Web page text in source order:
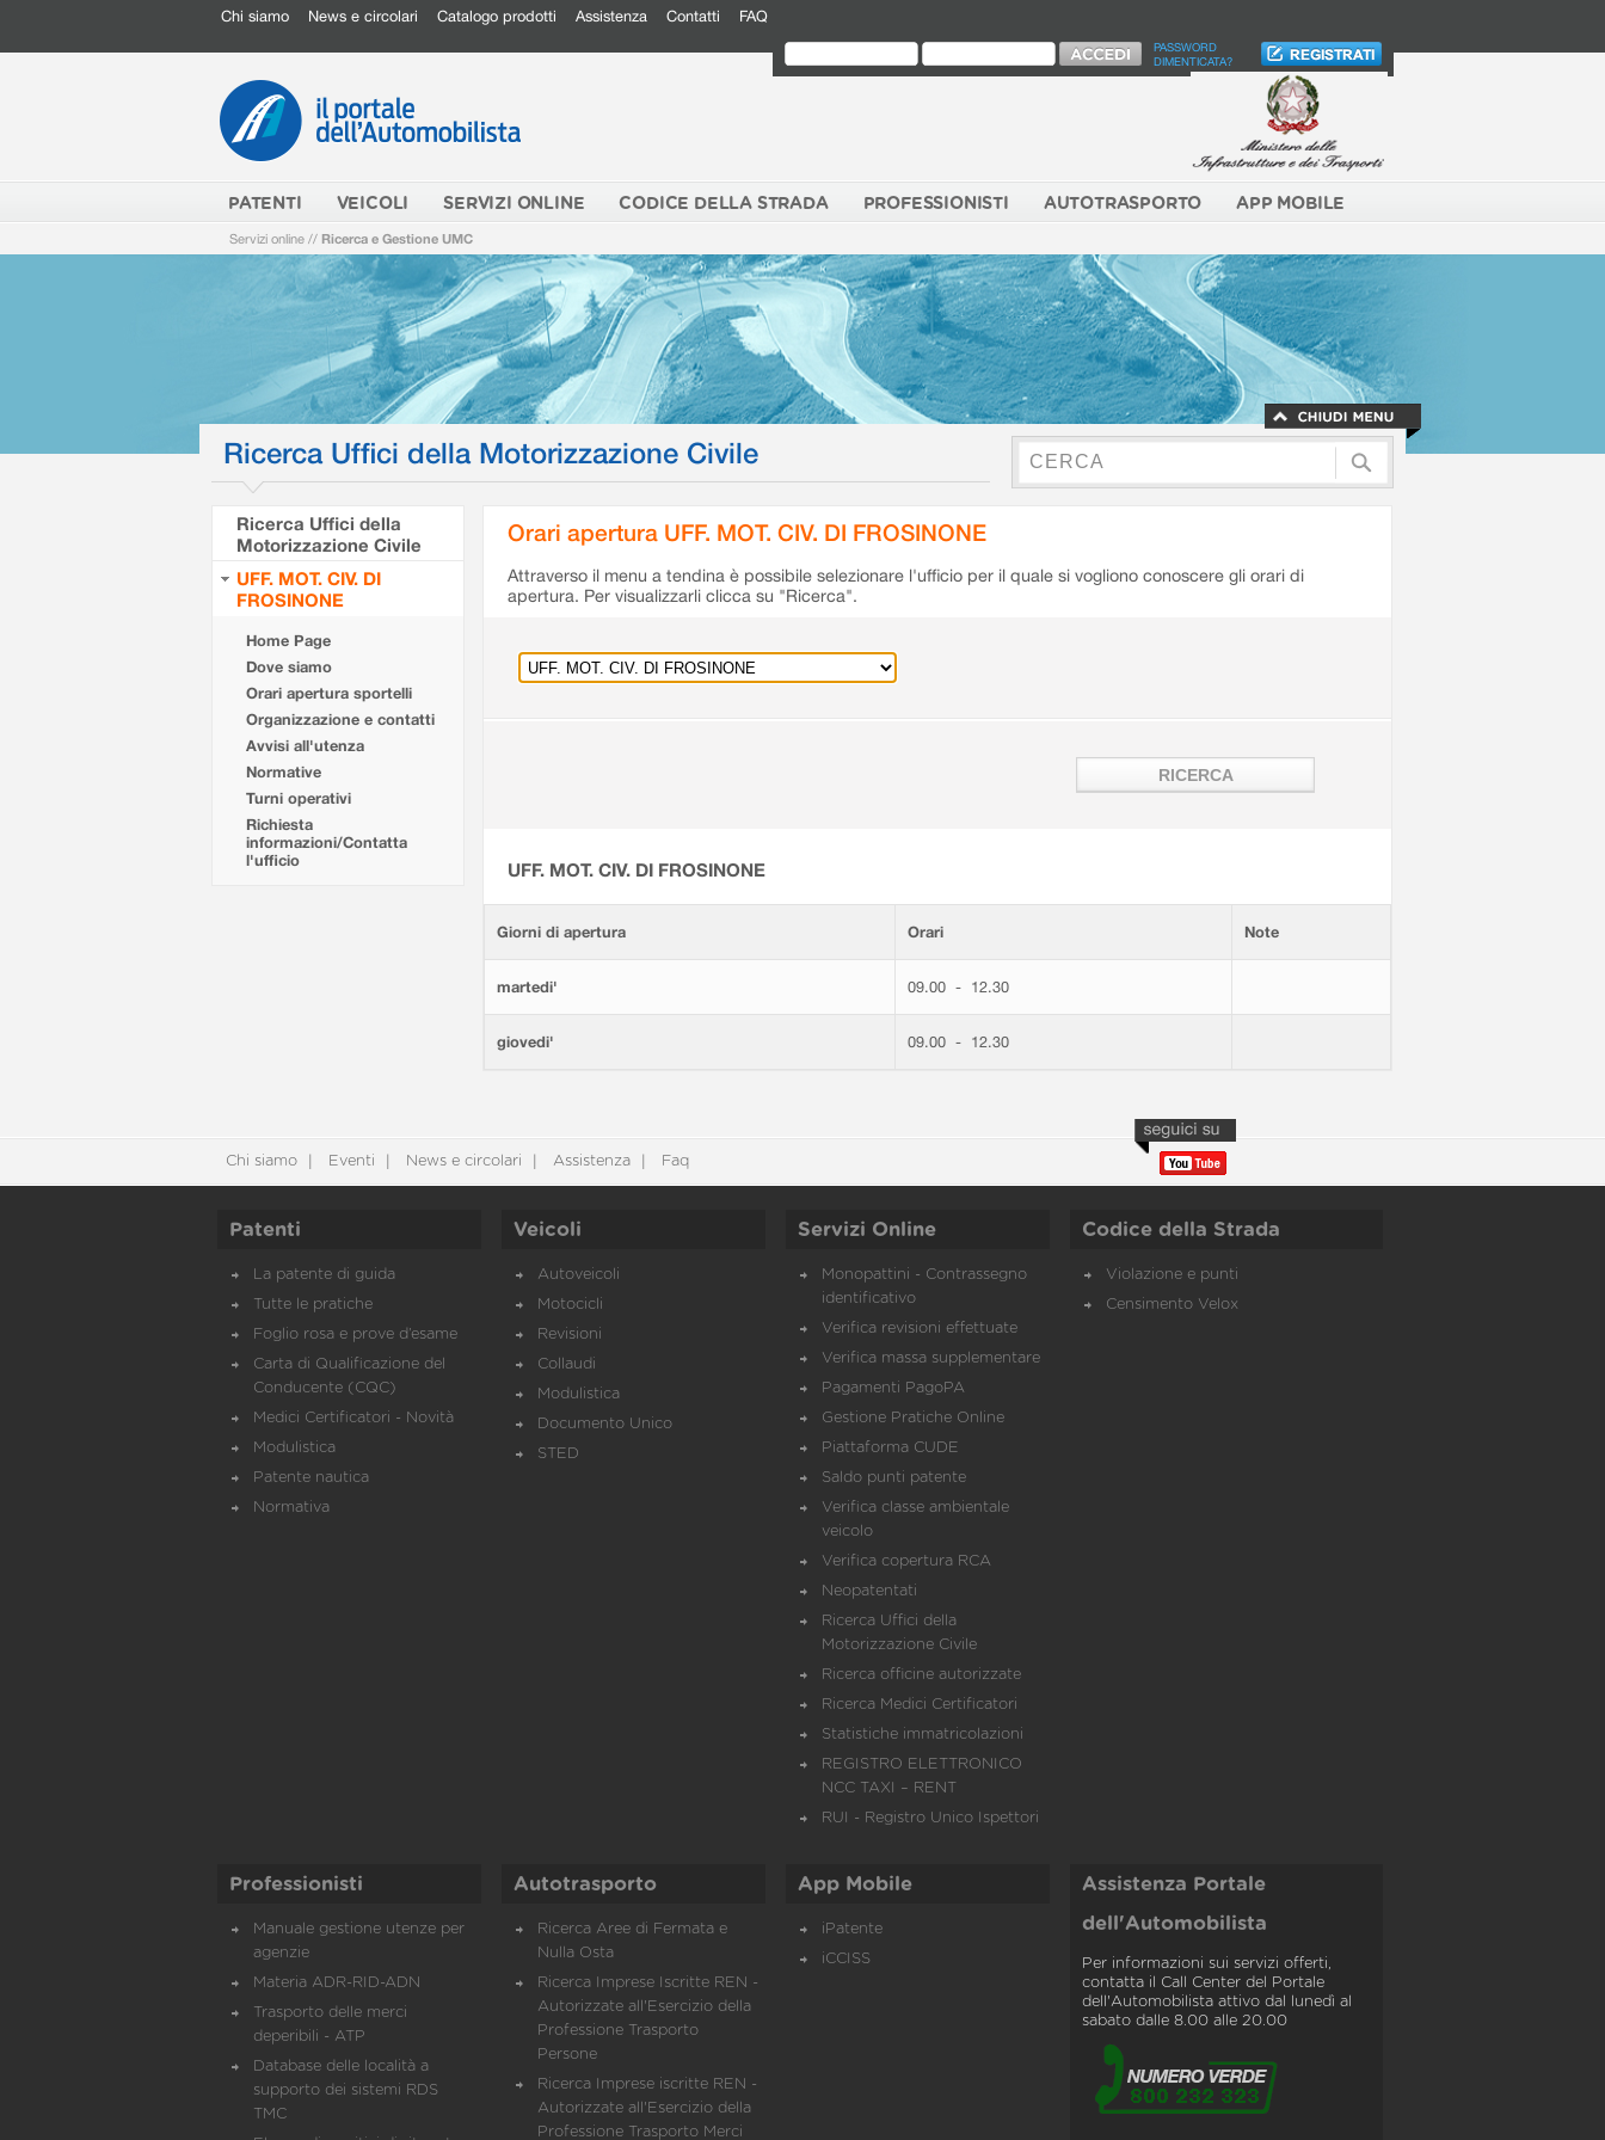
Chi siamo News e circolari Catalogo prodotti Assistenza Contatti FAQ
PASSWORD
DIMENTICATA?
PATENTI VEICOLI SERVIZI ONLINE CODICE DELLA STRADA PROFESSIONISTI AUTOTRASPORTO APP MOBILE
Servizi online // Ricerca e Gestione UMC
Ricerca Uffici della Motorizzazione Civile
Ricerca Uffici della
Motorizzazione Civile
UFF. MOT. CIV. DI
FROSINONE
Home Page
Dove siamo
Orari apertura sportelli
Organizzazione e contatti
Avvisi all'utenza
Normative
Turni operativi
Richiesta
informazioni/Contatta
l'ufficio
Orari apertura UFF. MOT. CIV. DI FROSINONE
Attraverso il menu a tendina è possibile selezionare l'ufficio per il quale si vogliono conoscere gli orari di
apertura. Per visualizzarli clicca su "Ricerca".
UFF. MOT. CIV. DI FROSINONE
Giorni di apertura Orari Note
martedi' 09.00 - 12.30
giovedi' 09.00 - 12.30
Chi siamo Eventi News e circolari Assistenza Faq
Patenti
La patente di guida
Tutte le pratiche
Foglio rosa e prove d’esame
Carta di Qualificazione del
Conducente (CQC)
Medici Certificatori - Novità
Modulistica
Patente nautica
Normativa
Veicoli
Autoveicoli
Motocicli
Revisioni
Collaudi
Modulistica
Documento Unico
STED
Servizi Online
Monopattini - Contrassegno
identificativo
Verifica revisioni effettuate
Verifica massa supplementare
Pagamenti PagoPA
Gestione Pratiche Online
Piattaforma CUDE
Saldo punti patente
Verifica classe ambientale
veicolo
Verifica copertura RCA
Neopatentati
Ricerca Uffici della
Motorizzazione Civile
Ricerca officine autorizzate
Ricerca Medici Certificatori
Statistiche immatricolazioni
REGISTRO ELETTRONICO
NCC TAXI – RENT
RUI - Registro Unico Ispettori
Codice della Strada
Violazione e punti
Censimento Velox
Professionisti
Manuale gestione utenze per
agenzie
Materia ADR-RID-ADN
Trasporto delle merci
deperibili - ATP
Database delle località a
supporto dei sistemi RDS
TMC
Autotrasporto
Ricerca Aree di Fermata e
Nulla Osta
Ricerca Imprese Iscritte REN -
Autorizzate all'Esercizio della
Professione Trasporto
Persone
Ricerca Imprese iscritte REN -
Autorizzate all'Esercizio della
Professione Trasporto Merci
App Mobile
iPatente
iCCISS
Assistenza Portale
dell'Automobilista
Per informazioni sui servizi offerti,
contatta il Call Center del Portale
dell'Automobilista attivo dal lunedì al
sabato dalle 8.00 alle 20.00